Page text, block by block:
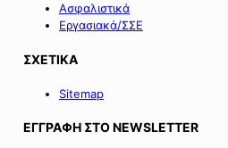
Ασφαλιστικά
Εργασιακά/ΣΣΕ
ΣΧΕΤΙΚΑ
Sitemap
ΕΓΓΡΑΦΗ ΣΤΟ NEWSLETTER